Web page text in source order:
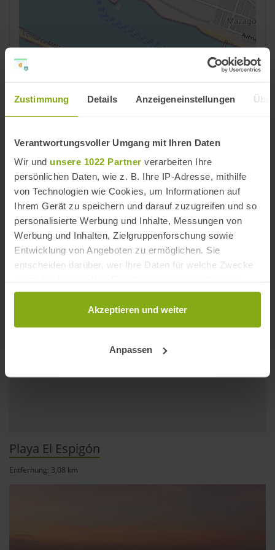
Zustimmung Details Anzeigeneinstellungen
Verantwortungsvoller Umgang mit Ihren Daten
Wir und unsere 1022 Partner verarbeiten Ihre
persönlichen Daten, wie z. B. Ihre IP-Adresse, mithilfe
von Technologien wie Cookies, um Informationen auf
Ihrem Gerät zu speichern und darauf zuzugreifen und so
personalisierte Werbung und Inhalte, Messungen von
Werbung und Inhalten, Zielgruppenforschung sowie
Entwicklung von Angeboten zu ermöglichen. Sie
entscheiden darüber, wer Ihre Daten für welche Zwecke
Cookie-Erklärung oder durch Klicken auf das Privacy
Trigger Symbol ändern oder widerrufen
Informationen über Ihre geografische Lage
verarbeitet werden, und legen Sie Ihre Präferenzen im
Abschnitt Einzelheiten
Akzeptieren und weiter
Anpassen
Reiseziele
Huelva
Strände
Costa de la Luz Strände, Provinz Huelva Strände
Strände in der Nähe
Playa El Espigón
Entfernung: 3,08 km